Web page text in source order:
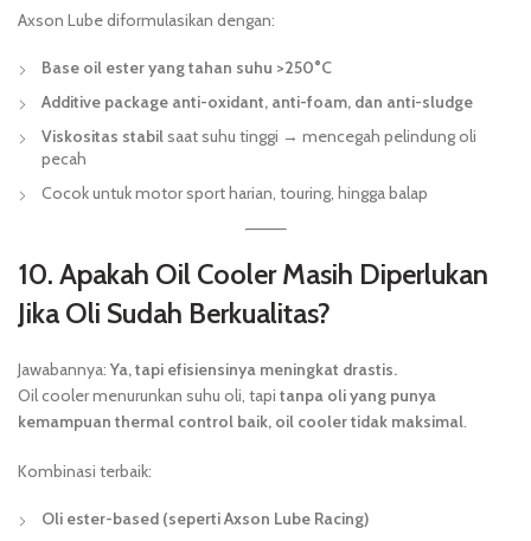
Axson Lube diformulasikan dengan:
Base oil ester yang tahan suhu >250°C
Additive package anti-oxidant, anti-foam, dan anti-sludge
Viskositas stabilsaat suhu tinggi → mencegah pelindung oli
pecah
Cocok untuk motor sport harian, touring, hingga balap
10. Apakah Oil Cooler Masih Diperlukan
Jika Oli Sudah Berkualitas?
Jawabannya:Ya, tapi efisiensinya meningkat drastis.
Oil cooler menurunkan suhu oli, tapi tanpa oli yang punya
kemampuan thermal control baik, oil cooler tidak maksimal.
Kombinasi terbaik:
Oli ester-based (seperti Axson Lube Racing)